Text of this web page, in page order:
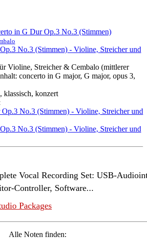
in G Dur Op.3 No.3 (Stimmen)
Violine, Streicher & Cembalo (mittlerer
concerto in G major, G major, opus 3,
klassisch, konzert
No.3 (Stimmen) - Violine, Streicher und
Vocal Recording Set: USB-
Controller, Software...
Packages
Alle Noten finden: